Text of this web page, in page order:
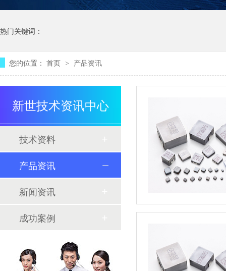
热门关键词：
您的位置： 首页 > 产品资讯
新世技术资讯中心
技术资料
产品资讯
新闻资讯
成功案例